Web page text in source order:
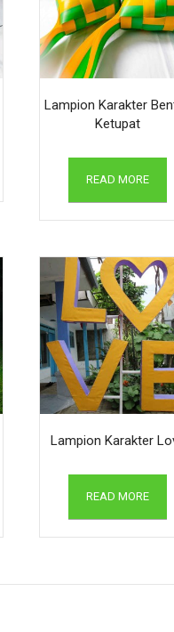
Lampion Karakter
Ketupat
READ MORE
Lampion Karakter
READ MORE